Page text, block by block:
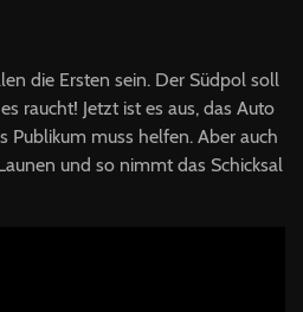
die Ersten sein. Der Südpol soll
raucht! Jetzt ist es aus, das Auto
Publikum muss helfen. Aber auch
und so nimmt das Schicksal